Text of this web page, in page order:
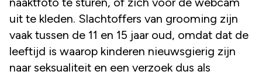
uit te kleden. Slachtoffers van grooming zijn
vaak tussen de 11 en 15 jaar oud, omdat dat de
leeftijd is waarop kinderen nieuwsgierig zijn
naar seksualiteit en een verzoek dus als